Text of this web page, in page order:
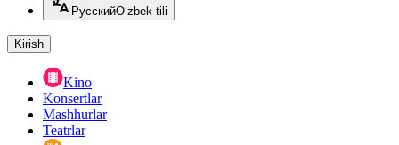
РусскийO‘zbek tili
Kirish
Kino
Konsertlar
Mashhurlar
Teatrlar